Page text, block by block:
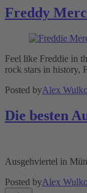
Freddy
Feel like Freddie in
rock stars in history,
Posted byAlex
Die besten
Ausgehviertel in
Posted byAlex